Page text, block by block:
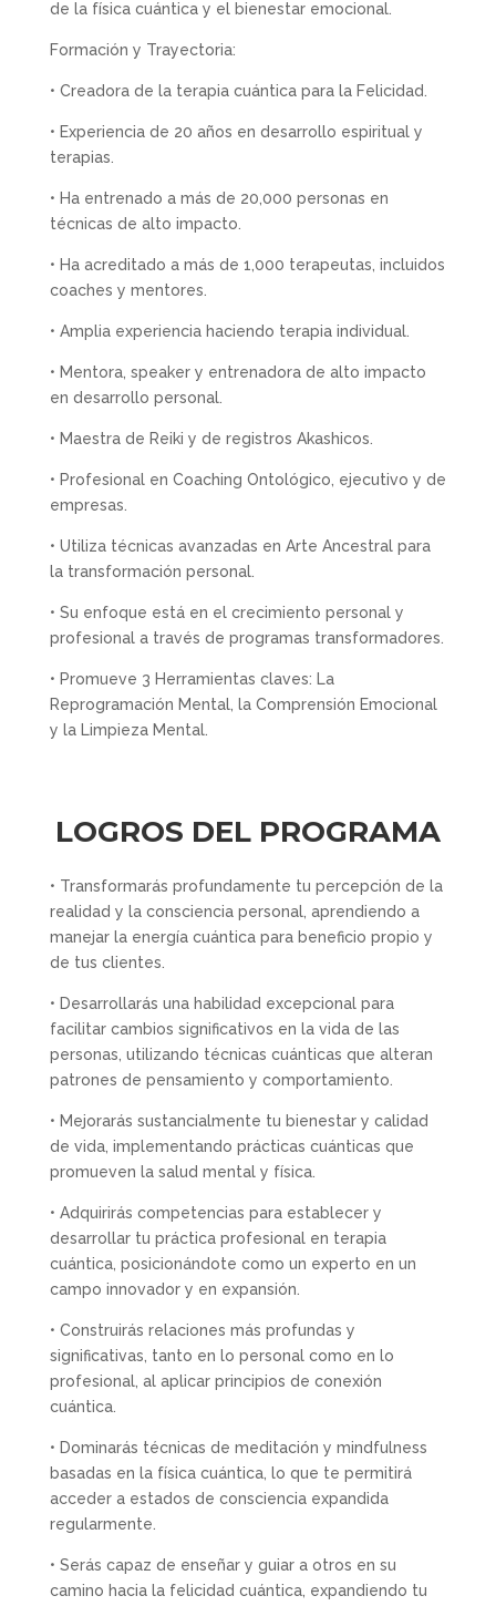
de la física cuántica y el bienestar emocional.
Formación y Trayectoria:
• Creadora de la terapia cuántica para la Felicidad.
• Experiencia de 20 años en desarrollo espiritual y
terapias.
• Ha entrenado a más de 20,000 personas en
técnicas de alto impacto.
• Ha acreditado a más de 1,000 terapeutas, incluidos
coaches y mentores.
• Amplia experiencia haciendo terapia individual.
• Mentora, speaker y entrenadora de alto impacto
en desarrollo personal.
• Maestra de Reiki y de registros Akashicos.
• Profesional en Coaching Ontológico, ejecutivo y de
empresas.
• Utiliza técnicas avanzadas en Arte Ancestral para
la transformación personal.
• Su enfoque está en el crecimiento personal y
profesional a través de programas transformadores.
• Promueve 3 Herramientas claves: La
Reprogramación Mental, la Comprensión Emocional
y la Limpieza Mental.
LOGROS DEL PROGRAMA
• Transformarás profundamente tu percepción de la
realidad y la consciencia personal, aprendiendo a
manejar la energía cuántica para beneficio propio y
de tus clientes.
• Desarrollarás una habilidad excepcional para
facilitar cambios significativos en la vida de las
personas, utilizando técnicas cuánticas que alteran
patrones de pensamiento y comportamiento.
• Mejorarás sustancialmente tu bienestar y calidad
de vida, implementando prácticas cuánticas que
promueven la salud mental y física.
• Adquirirás competencias para establecer y
desarrollar tu práctica profesional en terapia
cuántica, posicionándote como un experto en un
campo innovador y en expansión.
• Construirás relaciones más profundas y
significativas, tanto en lo personal como en lo
profesional, al aplicar principios de conexión
cuántica.
• Dominarás técnicas de meditación y mindfulness
basadas en la física cuántica, lo que te permitirá
acceder a estados de consciencia expandida
regularmente.
• Serás capaz de enseñar y guiar a otros en su
camino hacia la felicidad cuántica, expandiendo tu